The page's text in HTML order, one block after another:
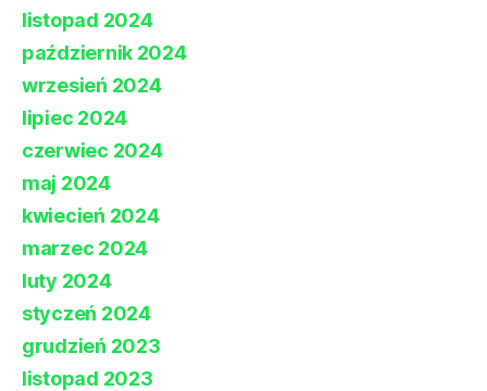
listopad 2024
październik 2024
wrzesień 2024
lipiec 2024
czerwiec 2024
maj 2024
kwiecień 2024
marzec 2024
luty 2024
styczeń 2024
grudzień 2023
listopad 2023